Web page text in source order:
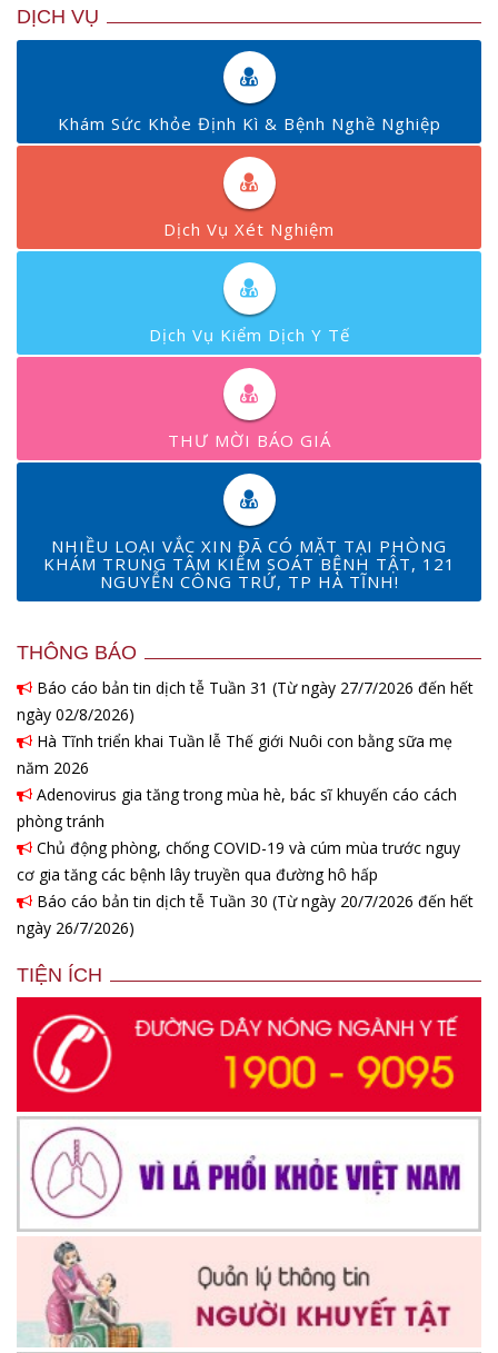
DỊCH VỤ
Khám Sức Khỏe Định Kì & Bệnh Nghề Nghiệp
Dịch Vụ Xét Nghiệm
Dịch Vụ Kiểm Dịch Y Tế
THƯ MỜI BÁO GIÁ
NHIỀU LOẠI VẮC XIN ĐÃ CÓ MẶT TẠI PHÒNG
KHÁM TRUNG TÂM KIỂM SOÁT BỆNH TẬT, 121
NGUYỄN CÔNG TRỨ, TP HÀ TĨNH!
THÔNG BÁO
Báo cáo bản tin dịch tễ Tuần 31 (Từ ngày 27/7/2026 đến hết
ngày 02/8/2026)
Hà Tĩnh triển khai Tuần lễ Thế giới Nuôi con bằng sữa mẹ
năm 2026
Adenovirus gia tăng trong mùa hè, bác sĩ khuyến cáo cách
phòng tránh
Chủ động phòng, chống COVID-19 và cúm mùa trước nguy
cơ gia tăng các bệnh lây truyền qua đường hô hấp
Báo cáo bản tin dịch tễ Tuần 30 (Từ ngày 20/7/2026 đến hết
ngày 26/7/2026)
TIỆN ÍCH